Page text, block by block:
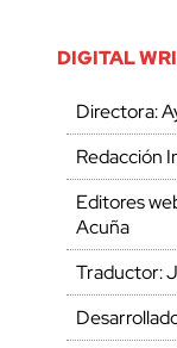
DIGITAL
Directora:
Redacción
Editores
Acuña
Traductor: